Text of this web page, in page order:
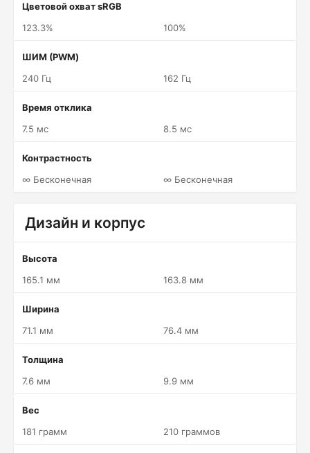
Цветовой охват sRGB
123.3%
100%
ШИМ (PWM)
240 Гц
162 Гц
Время отклика
7.5 мс
8.5 мс
Контрастность
∞ Бесконечная
∞ Бесконечная
Дизайн и корпус
Высота
165.1 мм
163.8 мм
Ширина
71.1 мм
76.4 мм
Толщина
7.6 мм
9.9 мм
Вес
181 грамм
210 граммов